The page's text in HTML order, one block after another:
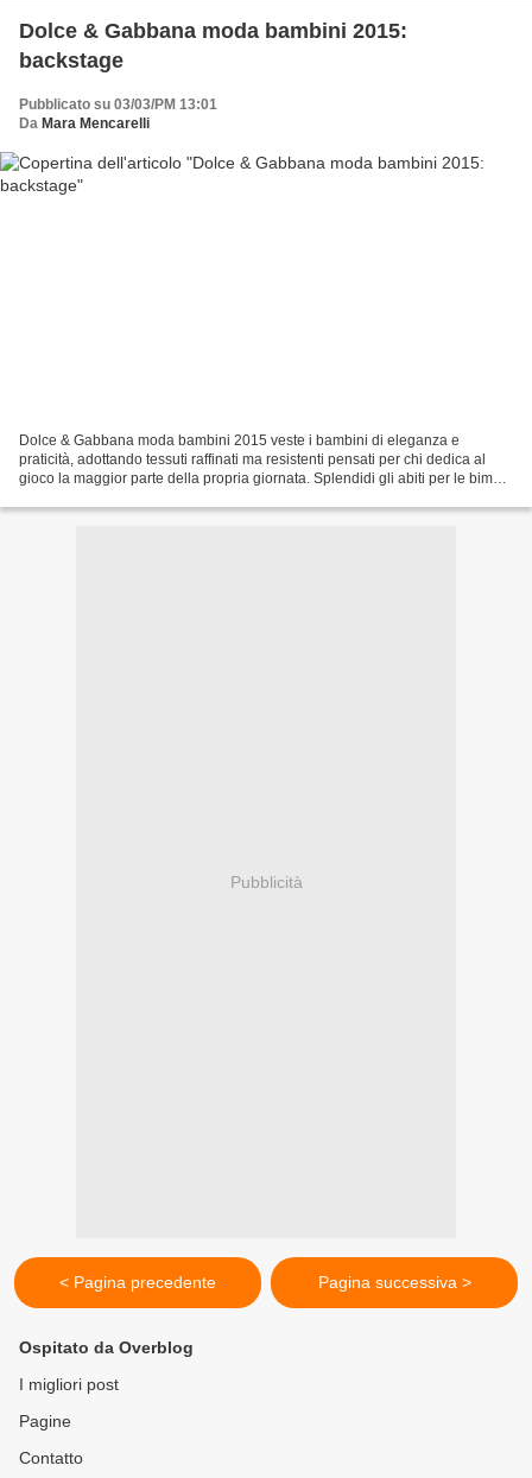
Dolce & Gabbana moda bambini 2015:
backstage
Pubblicato su 03/03/PM 13:01
Da Mara Mencarelli
Dolce & Gabbana moda bambini 2015 veste i bambini di eleganza e
praticità, adottando tessuti raffinati ma resistenti pensati per chi dedica al
gioco la maggior parte della propria giornata. Splendidi gli abiti per le bimbe
Pubblicità
< Pagina precedente Pagina successiva >
Ospitato da Overblog
I migliori post
Pagine
Contatto